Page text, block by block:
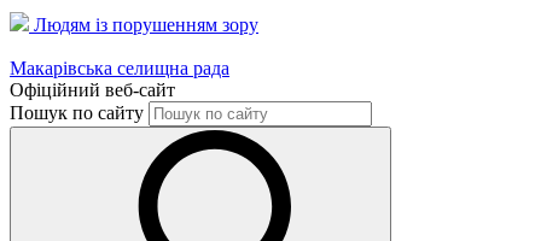
Людям із порушенням зору
Макарівська селищна рада
Офіційний веб-сайт
Пошук по сайту